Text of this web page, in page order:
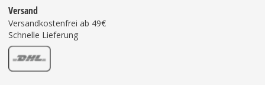
Versand
Versandkostenfrei ab 49€
Schnelle Lieferung